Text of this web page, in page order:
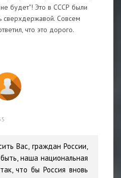
будет"! Это в СССР были
сверхдержавой. Совсем
что это дорого.
Вас, граждан России,
наша национальная
что бы Россия вновь